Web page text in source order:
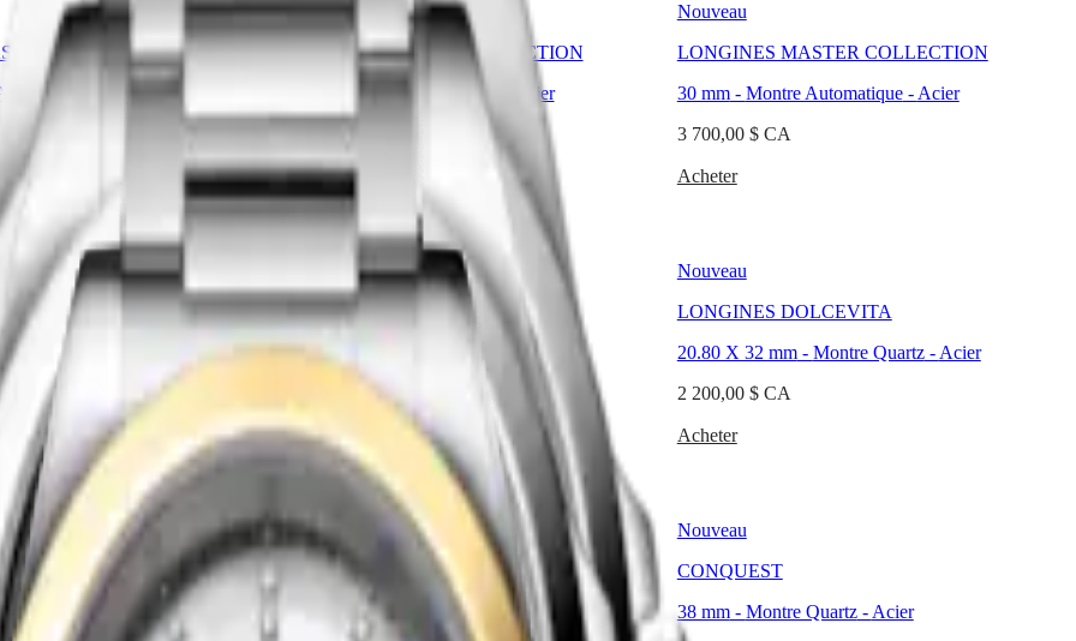
COLLECTION
Nouveau
LONGINES MASTER COLLECTION
Montre Automatique
Acier
3 700,00 $ CA
Acheter
Nouveau
LONGINES MASTER COLLECTION
30 mm- Montre Automatique- Acier
3 700,00 $ CA
Acheter
Montre Quartz
LONGINES DOLCEVITA
20.80 X 32 mm
Montre Quartz
Acier
2 200,00 $ CA
Acheter
Nouveau
LONGINES DOLCEVITA
20.80 X 32 mm- Montre Quartz- Acier
2 200,00 $ CA
Acheter
DOLCEVITA
Montre Quartz
Acier
Nouveau
CONQUEST
41 mm
Montre Quartz -Acier
Nouveau
CONQUEST
38 mm- Montre Quartz- Acier